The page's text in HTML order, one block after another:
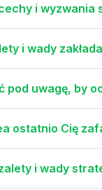
i wyzwania
i wady
pod uwagę, by
ostatnio Cię
i wady